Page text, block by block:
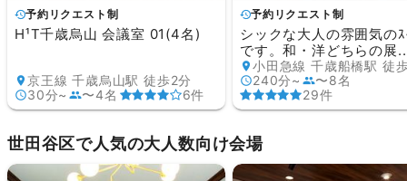
予約リクエスト制
H¹T千歳烏山 会議室 01(4名)
京王線 千歳烏山駅 徒歩2分
30分~
〜4名 6件
予約リクエスト制
シックな大人の雰囲気の
です。和・洋どちらの展
小田急線 千歳船橋駅 徒
240分~
〜8名
29件
世田谷区で人気の大人数向け会場